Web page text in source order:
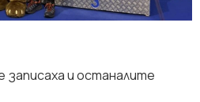
и останалите